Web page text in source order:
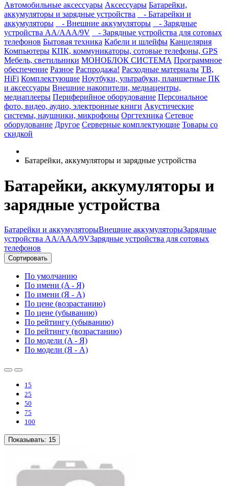
Автомобильные аксессуары Аксессуары Батарейки,
аккумуляторы и зарядные устройства
- Батарейки и
аккумуляторы
- Внешние аккумуляторы
- Зарядные
устройства AA/AAA/9V
- Зарядные устройства для сотовых
телефонов Бытовая техника Кабели и шлейфы Канцелярия
Компьютеры КПК, коммуникаторы, сотовые телефоны, GPS
Мебель, светильники МОНОБЛОК СИСТЕМА Программное
обеспечение Разное Распродажа! Расходные материалы ТВ,
HiFi Комплектующие Ноутбуки, ультрабуки, планшетные ПК
и аксессуары Внешние накопители, медиацентры,
медиаплееры Периферийное оборудование Персональное
фото, видео, аудио, электронные книги Акустические
системы, наушники, микрофоны Оргтехника Сетевое
оборудование Другое Серверные комплектующие Товары со
скидкой
Батарейки, аккумуляторы и зарядные устройства
Батарейки, аккумуляторы и
зарядные устройства
Батарейки и аккумуляторыВнешние аккумуляторыЗарядные
устройства AA/AAA/9VЗарядные устройства для сотовых
телефонов
Сортировать
По умолчанию
По имени (A - Я)
По имени (Я - A)
По цене (возрастанию)
По цене (убыванию)
По рейтингу (убыванию)
По рейтингу (возрастанию)
По модели (A - Я)
По модели (Я - A)
15
25
50
75
100
Показывать: 15